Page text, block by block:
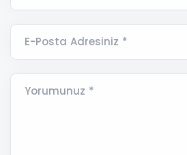
E-Posta Adresiniz *
Yorumunuz *